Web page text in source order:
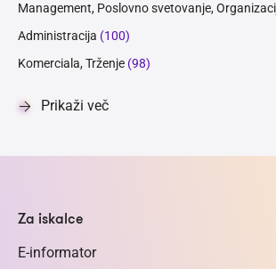
Management, Poslovno svetovanje,
Administracija (100)
Komerciala, Trženje (98)
Prikaži več
Za iskalce
E-informator